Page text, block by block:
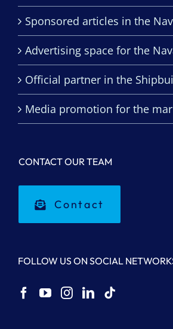
Sponsored articles in the
Advertising space for the
Official partner in the
Media promotion for the
CONTACT OUR TEAM
Contact
FOLLOW US ON SOCIAL